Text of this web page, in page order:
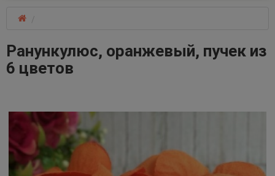
Ранункулюс, оранжевый, пучек из
6 цветов